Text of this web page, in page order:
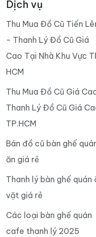
Dịch vụ
Thu Mua Đồ Cũ Tiến
- Thanh Lý Đồ Cũ Giá
Cao Tại Nhà Khu Vực
HCM
Thu Mua Đồ Cũ Giá Cao
Thanh Lý Đồ Cũ Giá
TP.HCM
Bán đồ cũ bàn ghế
ăn giá rẻ
Thanh lý bàn ghế quán
vặt giá rẻ
Các loại bàn ghế quán
cafe thanh lý 2025